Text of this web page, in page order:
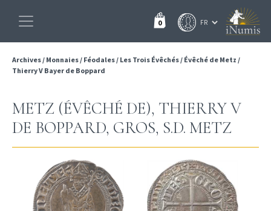
0
Archives/ Monnaies/ Féodales/ Les Trois Évêchés/ Évêché de Metz /
Thierry V Bayer de Boppard
METZ (ÉVÊCHÉ DE), THIERRY V
DE BOPPARD, GROS, S.D. METZ